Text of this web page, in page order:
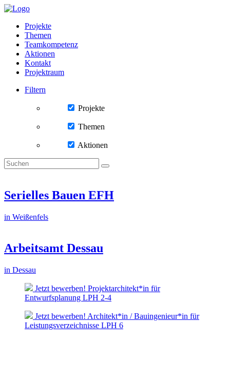
Projekte
Themen
Teamkompetenz
Aktionen
Kontakt
Projektraum
Filtern
Projekte
Themen
Aktionen
Serielles Bauen EFH
in Weißenfels
Arbeitsamt Dessau
in Dessau
Jetzt bewerben! Projektarchitekt*in für
Entwurfsplanung LPH 2-4
Jetzt bewerben! Architekt*in / Bauingenieur*in für
Leistungsverzeichnisse LPH 6